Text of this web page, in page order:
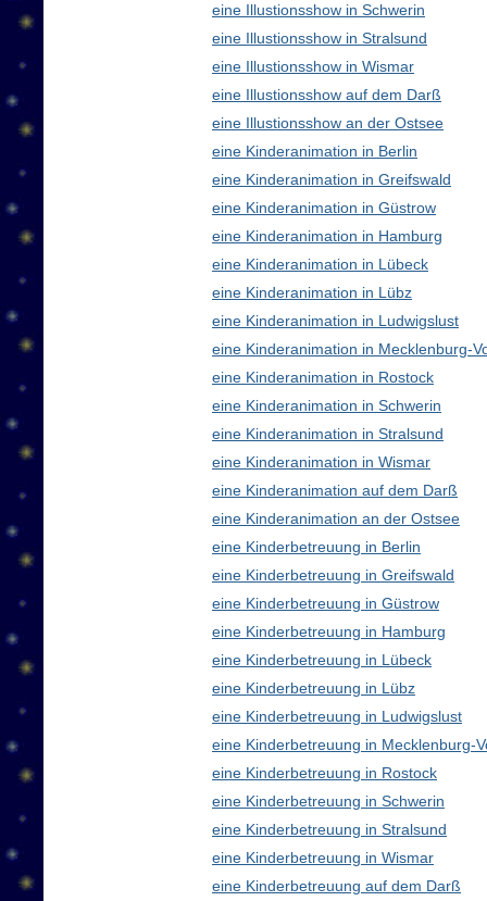
eine Illustionsshow in Schwerin
eine Illustionsshow in Stralsund
eine Illustionsshow in Wismar
eine Illustionsshow auf dem Darß
eine Illustionsshow an der Ostsee
eine Kinderanimation in Berlin
eine Kinderanimation in Greifswald
eine Kinderanimation in Güstrow
eine Kinderanimation in Hamburg
eine Kinderanimation in Lübeck
eine Kinderanimation in Lübz
eine Kinderanimation in Ludwigslust
eine Kinderanimation in Mecklenburg-
eine Kinderanimation in Rostock
eine Kinderanimation in Schwerin
eine Kinderanimation in Stralsund
eine Kinderanimation in Wismar
eine Kinderanimation auf dem Darß
eine Kinderanimation an der Ostsee
eine Kinderbetreuung in Berlin
eine Kinderbetreuung in Greifswald
eine Kinderbetreuung in Güstrow
eine Kinderbetreuung in Hamburg
eine Kinderbetreuung in Lübeck
eine Kinderbetreuung in Lübz
eine Kinderbetreuung in Ludwigslust
eine Kinderbetreuung in Mecklenburg-
eine Kinderbetreuung in Rostock
eine Kinderbetreuung in Schwerin
eine Kinderbetreuung in Stralsund
eine Kinderbetreuung in Wismar
eine Kinderbetreuung auf dem Darß